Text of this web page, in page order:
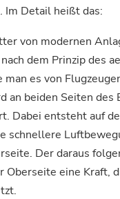
Im Detail heißt das:
von modernen
dem Prinzip des
es von
an beiden Seiten des
Dabei entsteht auf
schnellere
Der daraus
Oberseite eine Kraft,